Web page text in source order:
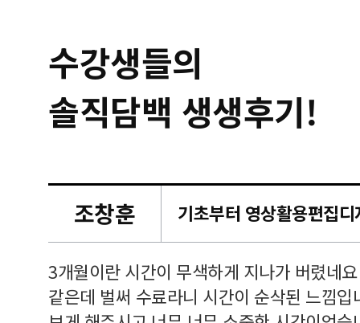
수강생들의
솔직담백 생생후기!
조창훈
3개월이란 시간이 무색하게 지나가 버렸네
같은데 벌써 수료라니 시간이 순삭된 느낌